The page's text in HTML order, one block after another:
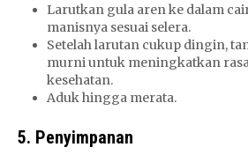
Larutkan gula aren ke dalam
manisnya sesuai selera.
Setelah larutan cukup dingin,
murni untuk meningkatkan
kesehatan.
Aduk hingga merata.
5. Penyimpanan